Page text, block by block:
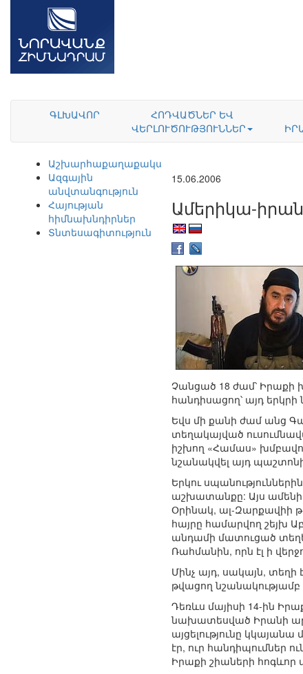
ԳԼԽԱՎՈՐ
ՀՈԴՎԱԾՆԵՐ ԵՎ
ՎԵՐԼՈՒԾՈՒԹՅՈՒՆՆԵՐ
Աշխարհաքաղաքականություն
Ազգային
անվտանգություն
Հայության
հիմնախնդիրներ
Տնտեսագիտություն
15.06.2006
Ամերիկա-
Չանցած 18 ժամ՝
հանդիսացող՝ այդ
Եվս մի քանի ժամ անց
տեղակայված
իշխող «Համաս»
նշանակվել այդ
Երկու
աշխատանքը: Այս ամենի
Օրինակ, ալ-Զարքավիի
հայրը համարվող շեյխ
անդամի մատուցած
Ռահմանին, որն էլ ի
Մինչ այդ, սակայն,
թվացող
Դեռևս մայիսի 14-ին
նախատեսված Իրանի
այցելությունը
էր, ուր հանդիպումներ
Իրաքի շիաների